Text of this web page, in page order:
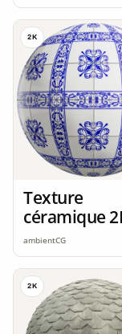
2K
Texture
céramique
seamless
ambientCG
2K